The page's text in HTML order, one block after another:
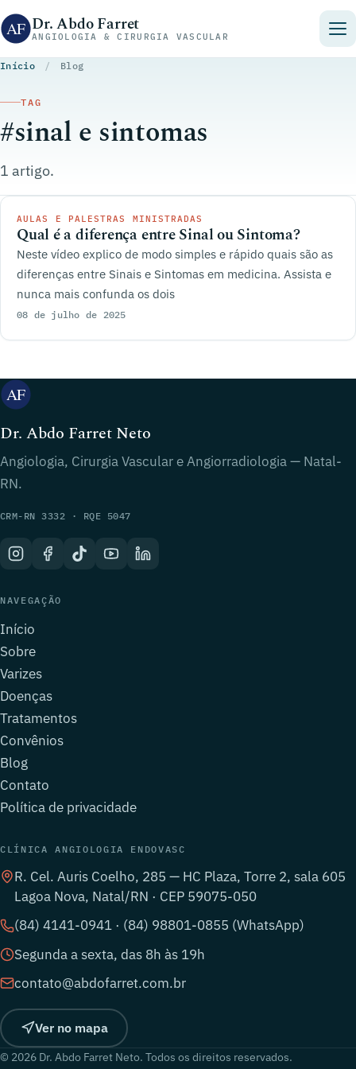
Pular para o conteúdo
Dr. Abdo Farret
ANGIOLOGIA & CIRURGIA VASCULAR
Início / Blog
TAG
#sinal e sintomas
1 artigo.
AULAS E PALESTRAS MINISTRADAS
Qual é a diferença entre Sinal ou Sintoma?
Neste vídeo explico de modo simples e rápido quais são as
diferenças entre Sinais e Sintomas em medicina. Assista e
nunca mais confunda os dois
08 de julho de 2025
Dr. Abdo Farret Neto
Angiologia, Cirurgia Vascular e Angiorradiologia — Natal-
RN.
CRM-RN 3332 · RQE 5047
NAVEGAÇÃO
Início
Sobre
Varizes
Doenças
Tratamentos
Convênios
Blog
Contato
Política de privacidade
CLÍNICA ANGIOLOGIA ENDOVASC
R. Cel. Auris Coelho, 285 — HC Plaza, Torre 2, sala 605
Lagoa Nova, Natal/RN · CEP 59075-050
(84) 4141-0941 · (84) 98801-0855 (WhatsApp)
Segunda a sexta, das 8h às 19h
contato@abdofarret.com.br
Ver no mapa
© 2026 Dr. Abdo Farret Neto. Todos os direitos reservados.